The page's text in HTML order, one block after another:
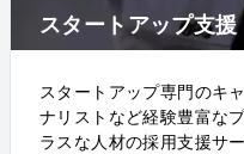
スタートアップ支援
スタートアップ専門のキ
ナリストなど経験豊富な
ラスな人材の採用支援サ